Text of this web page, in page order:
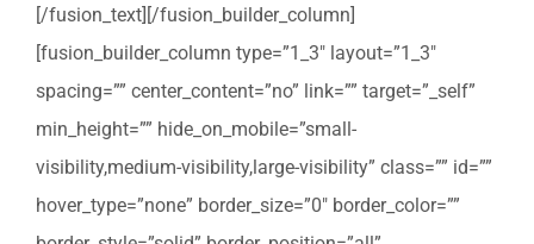
[/fusion_text][/fusion_builder_column]
[fusion_builder_column type=”1_3″ layout=”1_3″
spacing=”” center_content=”no” link=”” target=”_self”
min_height=”” hide_on_mobile=”small-
visibility,medium-visibility,large-visibility” class=”” id=””
hover_type=”none” border_size=”0″ border_color=””